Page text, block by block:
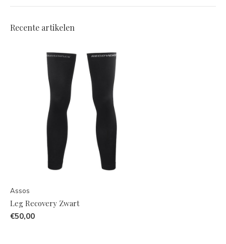
Recente artikelen
Assos
Leg Recovery Zwart
€50,00